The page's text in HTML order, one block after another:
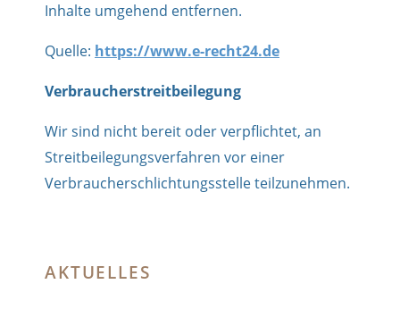
Inhalte umgehend entfernen.
Quelle: https://www.e-recht24.de
Verbraucherstreitbeilegung
Wir sind nicht bereit oder verpflichtet, an
Streitbeilegungsverfahren vor einer
Verbraucherschlichtungsstelle teilzunehmen.
AKTUELLES